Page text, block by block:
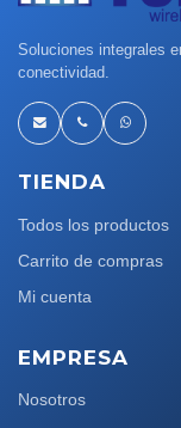
Soluciones integrales
conectividad.
TIENDA
Todos los productos
Carrito de compras
Mi cuenta
EMPRESA
Nosotros